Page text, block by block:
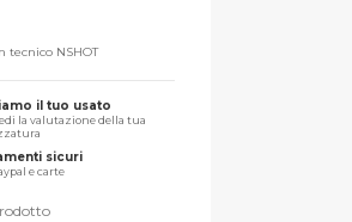
tecnico NSHOT
il tuo usato
la valutazione della tua
sicuri
e carte